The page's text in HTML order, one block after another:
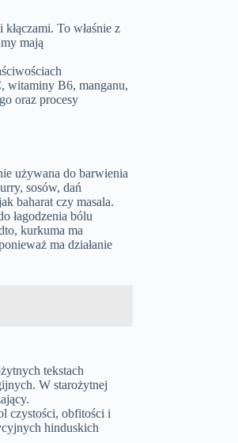
To właśnie z
mają
witaminy B6, manganu,
oraz procesy
używana do barwienia
sosów, dań
baharat czy masala.
łagodzenia bólu
kurkuma ma
ma działanie
tekstach
W starożytnej
czystości, obfitości i
hinduskich